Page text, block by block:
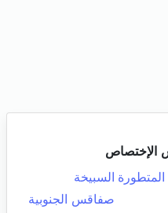
السبيخة
صفاقس الجنوبية